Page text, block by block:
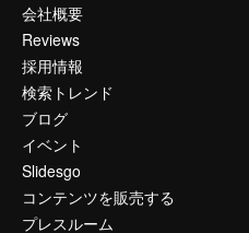
会社概要
Reviews
採用情報
検索トレンド
ブログ
イベント
Slidesgo
コンテンツを販売する
プレスルーム